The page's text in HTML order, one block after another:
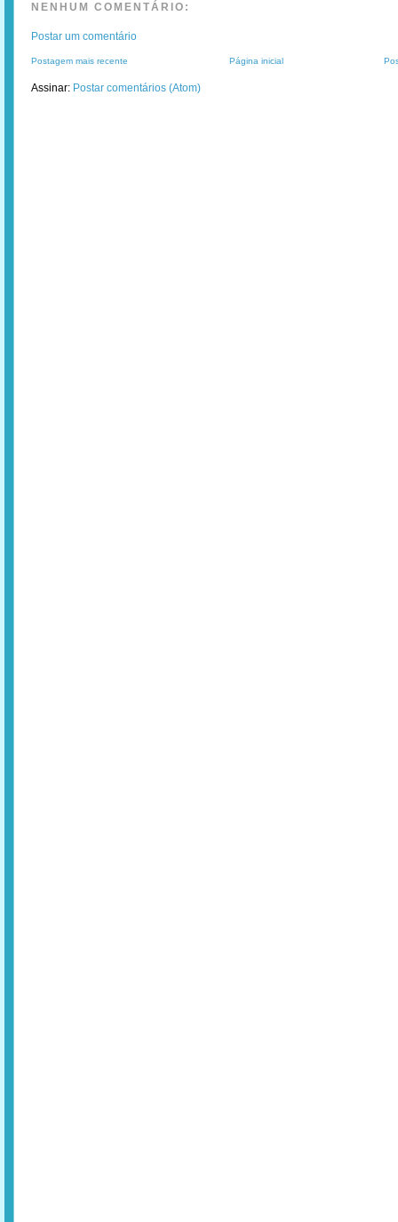
NENHUM COMENTÁRIO:
Postar um comentário
Postagem mais recente Página inicial
Assinar: Postar comentários (Atom)